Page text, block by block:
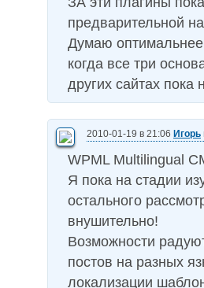
предварительной
Думаю оптимальнее
когда все три
других сайтах
2010-01-19 в 21:06 Игорь
WPML Multilingual
Я пока на стадии
остального
внушительно!
Возможности
постов на разных
локализации